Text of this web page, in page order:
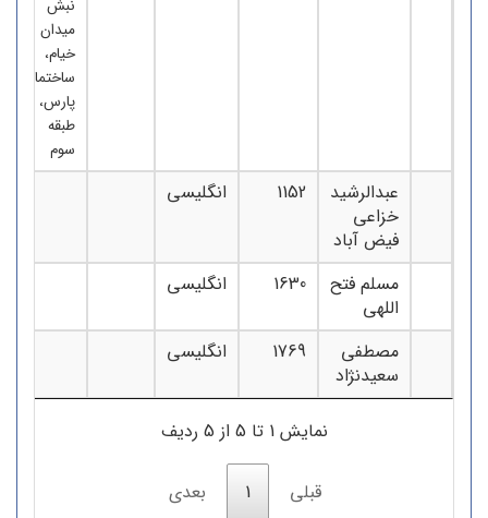
نبش
میدان
خیام،
ساختمان
پارس،
طبقه
سوم
عبدالرشید
خزاعی
فیض آباد
1152 انگلیسی
مسلم فتح
اللهی
1630 انگلیسی
مصطفی
سعیدنژاد
1769 انگلیسی
نمایش 1 تا 5 از 5 ردیف
قبلی 1 بعدی